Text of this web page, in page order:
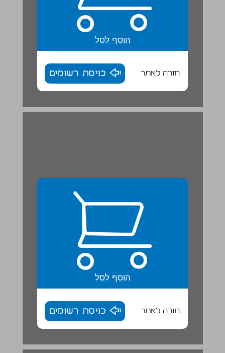
הוסף לסל
חזרה לאתר כניסת רשומים
ספר יונה ... 26
הוסף לסל
חזרה לאתר כניסת רשומים